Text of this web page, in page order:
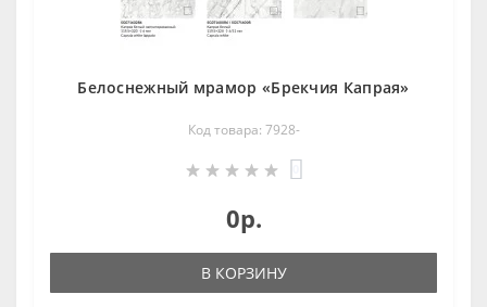
Белоснежный мрамор «Брекчия Капрая»
Код товара: 7928-
0р.
В КОРЗИНУ